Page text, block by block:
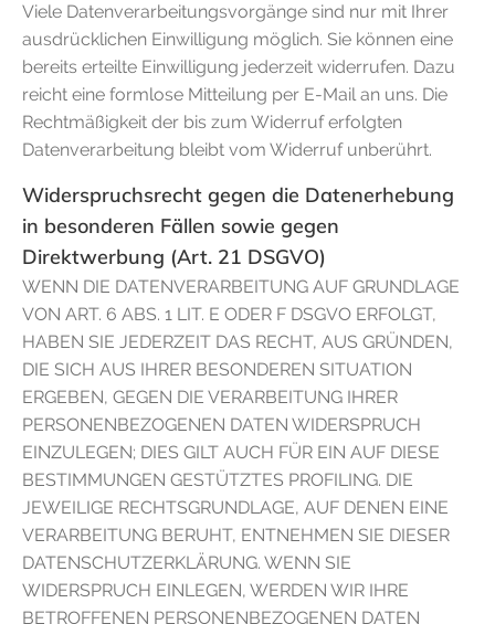
Viele Datenverarbeitungsvorgänge sind nur mit Ihrer
ausdrücklichen Einwilligung möglich. Sie können eine
bereits erteilte Einwilligung jederzeit widerrufen. Dazu
reicht eine formlose Mitteilung per E-Mail an uns. Die
Rechtmäßigkeit der bis zum Widerruf erfolgten
Datenverarbeitung bleibt vom Widerruf unberührt.
Widerspruchsrecht gegen die Datenerhebung
in besonderen Fällen sowie gegen
Direktwerbung (Art. 21 DSGVO)
WENN DIE DATENVERARBEITUNG AUF GRUNDLAGE
VON ART. 6 ABS. 1 LIT. E ODER F DSGVO ERFOLGT,
HABEN SIE JEDERZEIT DAS RECHT, AUS GRÜNDEN,
DIE SICH AUS IHRER BESONDEREN SITUATION
ERGEBEN, GEGEN DIE VERARBEITUNG IHRER
PERSONENBEZOGENEN DATEN WIDERSPRUCH
EINZULEGEN; DIES GILT AUCH FÜR EIN AUF DIESE
BESTIMMUNGEN GESTÜTZTES PROFILING. DIE
JEWEILIGE RECHTSGRUNDLAGE, AUF DENEN EINE
VERARBEITUNG BERUHT, ENTNEHMEN SIE DIESER
DATENSCHUTZERKLÄRUNG. WENN SIE
WIDERSPRUCH EINLEGEN, WERDEN WIR IHRE
BETROFFENEN PERSONENBEZOGENEN DATEN